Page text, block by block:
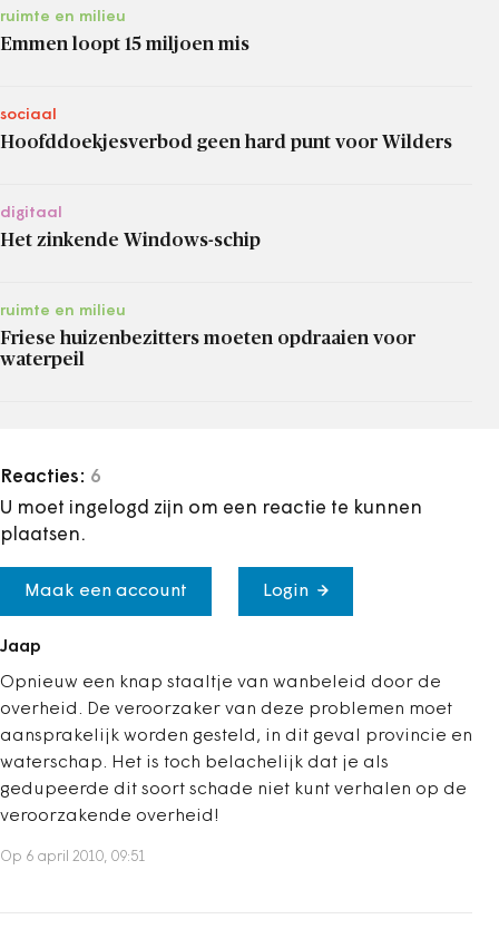
ruimte en milieu
Emmen loopt 15 miljoen mis
sociaal
Hoofddoekjesverbod geen hard punt voor Wilders
digitaal
Het zinkende Windows-schip
ruimte en milieu
Friese huizenbezitters moeten opdraaien voor
waterpeil
Reacties: 6
U moet ingelogd zijn om een reactie te kunnen
plaatsen.
Maak een account Login
Jaap
Opnieuw een knap staaltje van wanbeleid door de
overheid. De veroorzaker van deze problemen moet
aansprakelijk worden gesteld, in dit geval provincie en
waterschap. Het is toch belachelijk dat je als
gedupeerde dit soort schade niet kunt verhalen op de
veroorzakende overheid!
Op 6 april 2010, 09:51